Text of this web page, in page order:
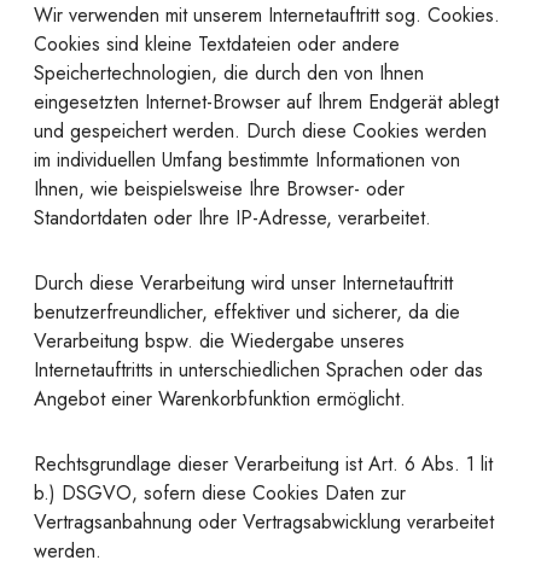
Wir verwenden mit unserem Internetauftritt sog. Cookies.
Cookies sind kleine Textdateien oder andere
Speichertechnologien, die durch den von Ihnen
eingesetzten Internet-Browser auf Ihrem Endgerät ablegt
und gespeichert werden. Durch diese Cookies werden
im individuellen Umfang bestimmte Informationen von
Ihnen, wie beispielsweise Ihre Browser- oder
Standortdaten oder Ihre IP-Adresse, verarbeitet.
Durch diese Verarbeitung wird unser Internetauftritt
benutzerfreundlicher, effektiver und sicherer, da die
Verarbeitung bspw. die Wiedergabe unseres
Internetauftritts in unterschiedlichen Sprachen oder das
Angebot einer Warenkorbfunktion ermöglicht.
Rechtsgrundlage dieser Verarbeitung ist Art. 6 Abs. 1 lit
b.) DSGVO, sofern diese Cookies Daten zur
Vertragsanbahnung oder Vertragsabwicklung verarbeitet
werden.